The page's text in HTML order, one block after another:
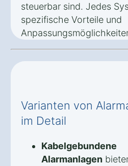
steuerbar sind. Jedes
spezifische Vorteile und
Varianten von
im Detail
Kabelgebundene
Alarmanlagen